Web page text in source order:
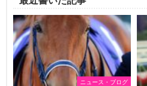
ニュース・ブログ